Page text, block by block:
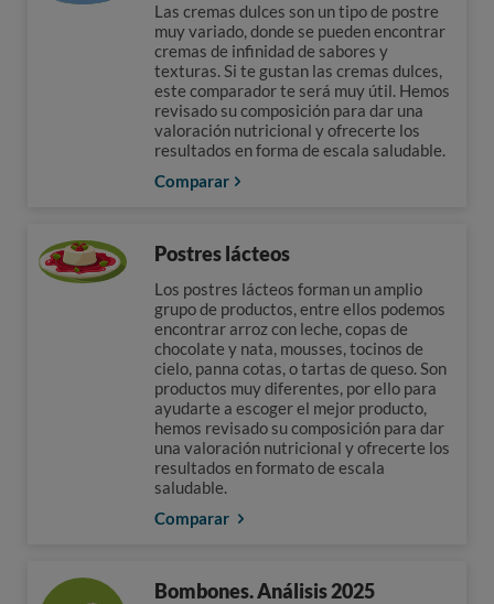
Las cremas dulces son un tipo de postre
muy variado, donde se pueden encontrar
cremas de infinidad de sabores y
texturas. Si te gustan las cremas dulces,
este comparador te será muy útil. Hemos
revisado su composición para dar una
valoración nutricional y ofrecerte los
resultados en forma de escala saludable.
Comparar
Postres lácteos
Los postres lácteos forman un amplio
grupo de productos, entre ellos podemos
encontrar arroz con leche, copas de
chocolate y nata, mousses, tocinos de
cielo, panna cotas, o tartas de queso. Son
productos muy diferentes, por ello para
ayudarte a escoger el mejor producto,
hemos revisado su composición para dar
una valoración nutricional y ofrecerte los
resultados en formato de escala
saludable.
Comparar
Bombones. Análisis 2025